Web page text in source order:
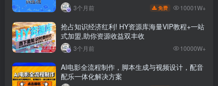
3个月前 免费 10001W+
抢占知识经济红利! HY资源库海量VIP教程+一站
式加盟,助你资源收益双丰收
3个月前 10000W+
AI电影全流程制作，脚本生成与视频设计，配音
配乐一体化解决方案